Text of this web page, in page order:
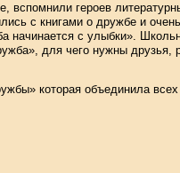
вспомнили героев
с книгами о дружбе и
начинается с улыбки».
для чего нужны друзья,
которая объединила